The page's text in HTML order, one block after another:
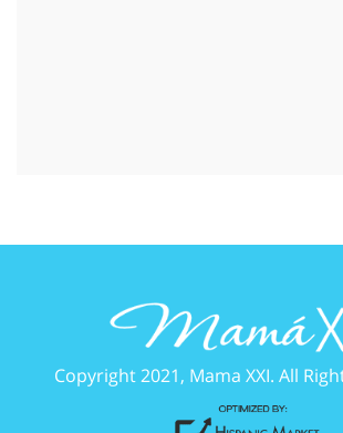
Copyright 2021, Mama XXI. All